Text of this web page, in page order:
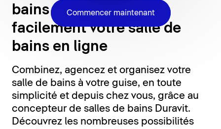
Commencer maintenant
bains 3D : concevez
facilement votre salle de
bains en ligne
Combinez, agencez et organisez votre
salle de bains à votre guise, en toute
simplicité et depuis chez vous, grâce au
concepteur de salles de bains Duravit.
Découvrez les nombreuses possibilités